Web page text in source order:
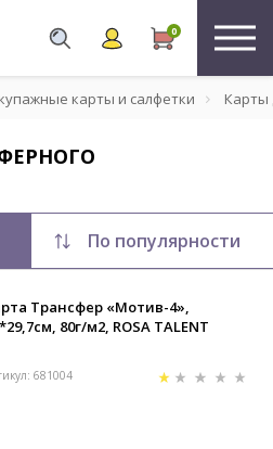
0
карты и салфетки Карты
По популярности
Трансфер «Мотив-4»,
80г/м2, ROSA TALENT
681004